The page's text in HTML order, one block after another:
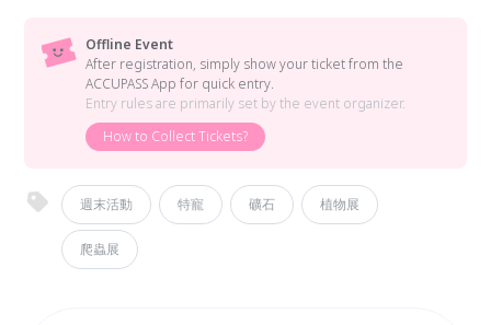
Offline Event
After registration, simply show your ticket from the
ACCUPASS App for quick entry.
Entry rules are primarily set by the event organizer.
How to Collect Tickets?
週末活動 特寵 礦石 植物展
爬蟲展